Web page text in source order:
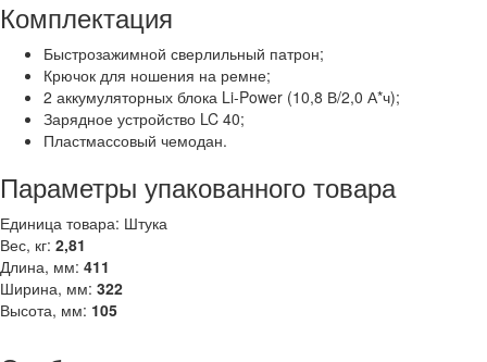
Комплектация
Быстрозажимной сверлильный патрон;
Крючок для ношения на ремне;
2 аккумуляторных блока Li-Power (10,8 В/2,0 А*ч);
Зарядное устройство LC 40;
Пластмассовый чемодан.
Параметры упакованного товара
Единица товара: Штука
Вес, кг: 2,81
Длина, мм: 411
Ширина, мм: 322
Высота, мм: 105